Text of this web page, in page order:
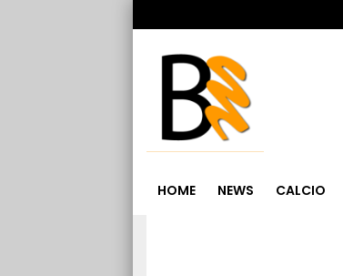
HOME NEWS CALCIO